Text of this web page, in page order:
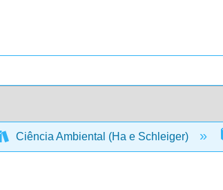
Ciência Ambiental (Ha e Schleiger)